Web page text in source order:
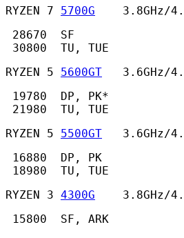
RYZEN 7 5700G
3.8GHz/
28670  SF
30800  TU, TUE
RYZEN 5 5600GT
3.6GHz/
19780  DP, PK*
21980  TU, TUE
RYZEN 5 5500GT
3.6GHz/
16880  DP, PK
18980  TU, TUE
RYZEN 3 4300G
3.8GHz/
15800  SF, ARK